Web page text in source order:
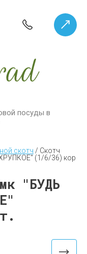
посуды в
скотч / Скотч
(1/6/36) кор
"БУДЬ